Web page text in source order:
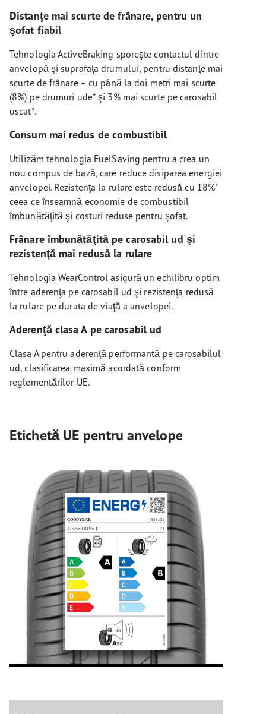
Distanţe mai scurte de frânare, pentru un
şofat fiabil
Tehnologia ActiveBraking sporeşte contactul dintre
anvelopă şi suprafaţa drumului, pentru distanţe mai
scurte de frânare – cu până la doi metri mai scurte
(8%) pe drumuri ude* şi 3% mai scurte pe carosabil
uscat*.
Consum mai redus de combustibil
Utilizăm tehnologia FuelSaving pentru a crea un
nou compus de bază, care reduce disiparea energiei
anvelopei. Rezistenţa la rulare este redusă cu 18%*
ceea ce înseamnă economie de combustibil
îmbunătăţită şi costuri reduse pentru şofat.
Frânare îmbunătăţită pe carosabil ud şi
rezistenţă mai redusă la rulare
Tehnologia WearControl asigură un echilibru optim
între aderenţa pe carosabil ud şi rezistenţa redusă
la rulare pe durata de viaţă a anvelopei.
Aderenţă clasa A pe carosabil ud
Clasa A pentru aderenţă performantă pe carosabilul
ud, clasificarea maximă acordată conform
reglementărilor UE.
Etichetă UE pentru anvelope